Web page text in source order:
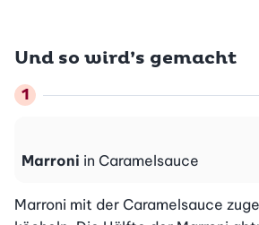
Und so wird’s gemacht
Marroni in Caramelsauce
Marroni mit der Caramelsauce